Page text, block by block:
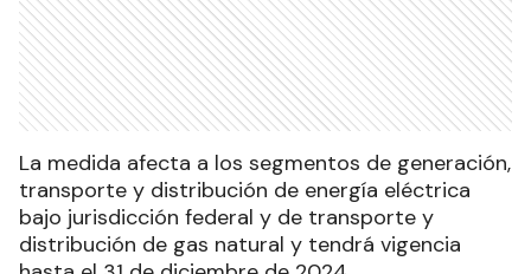
La medida afecta a los segmentos de generación,
transporte y distribución de energía eléctrica
bajo jurisdicción federal y de transporte y
distribución de gas natural y tendrá vigencia